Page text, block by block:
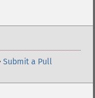
Submit a Pull